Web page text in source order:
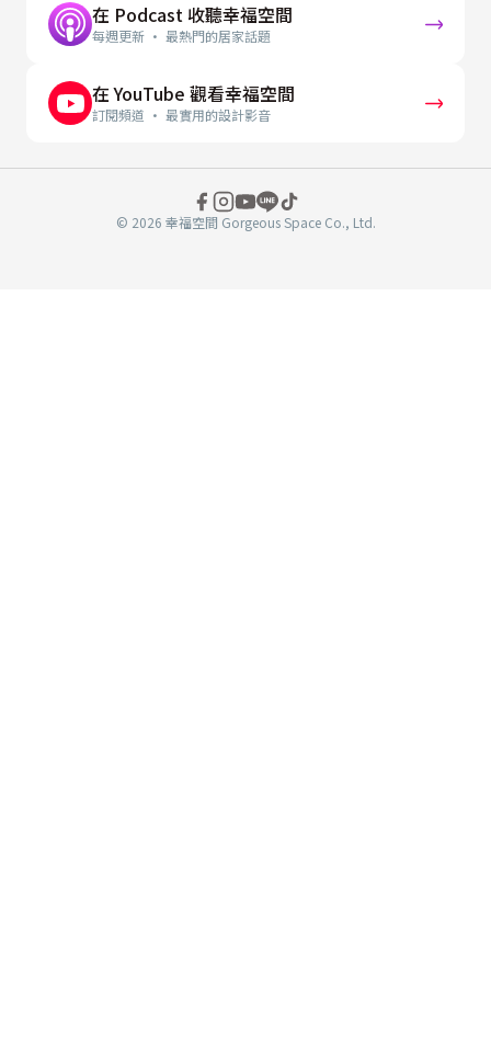
在 Podcast 收聽幸福空間
每週更新 · 最熱門的居家話題
在 YouTube 觀看幸福空間
訂閱頻道 · 最實用的設計影音
© 2026 幸福空間 Gorgeous Space Co., Ltd.